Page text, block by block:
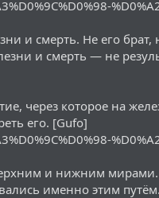
и смерть. Не его
и смерть — не
через которое на
его. [Gufo]
и нижним
именно этим путём.